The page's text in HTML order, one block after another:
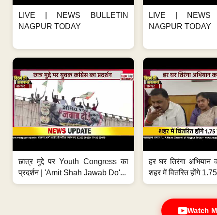
LIVE | NEWS BULLETIN
NAGPUR TODAY
LIVE | NEWS
NAGPUR TODAY
छात्र मुद्दे पर Youth Congress का
प्रदर्शन | 'Amit Shah Jawab Do'...
हर घर तिरंगा अभियान
शहर में वितरित होंगे
Watch